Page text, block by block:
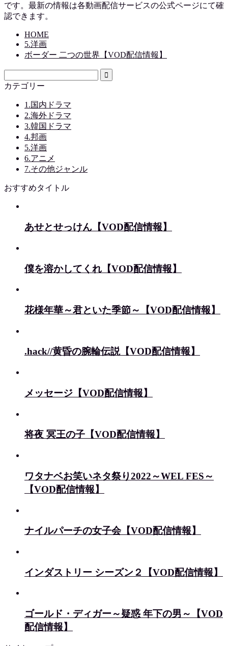
です。最新の情報は各動画配信サービスの公式ページにて確
認できます。
HOME
5.洋画
ボーダー 二つの世界【VOD配信情報】
カテゴリー
1.国内ドラマ
2.海外ドラマ
3.韓国ドラマ
4.邦画
5.洋画
6.アニメ
7.その他ジャンル
おすすめタイトル
あせとせっけん【VOD配信情報】
僕を溶かしてくれ【VOD配信情報】
花様年華～君といた季節～【VOD配信情報】
.hack//黄昏の腕輪伝説【VOD配信情報】
メッセージ【VOD配信情報】
将夜 冥王の子【VOD配信情報】
ワタナベお笑いネタ祭り2022～WEL FES～
【VOD配信情報】
ナイルパーチの女子会【VOD配信情報】
インダストリー シーズン２【VOD配信情報】
ゴールド・ディガー～疑惑 年下の男～【VOD
配信情報】